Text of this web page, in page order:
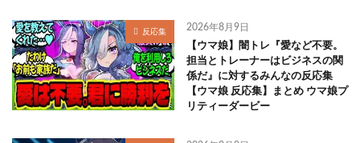
反応集 2026年8月9日
【ウマ娘】闇トレ『愛など不要。
担当とトレーナーはビジネスの関
係だ』に対するみんなの反応集
【ウマ娘 反応集】まとめ ウマ娘プ
リティーダービー